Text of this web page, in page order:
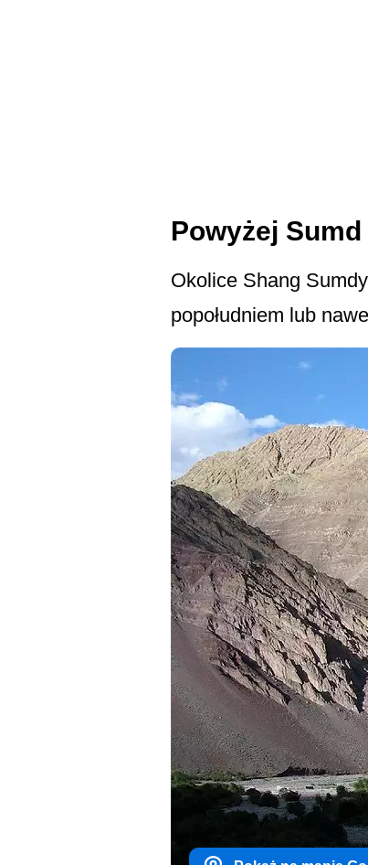
Powyżej Sumd
Okolice Shang
popołudniem lub